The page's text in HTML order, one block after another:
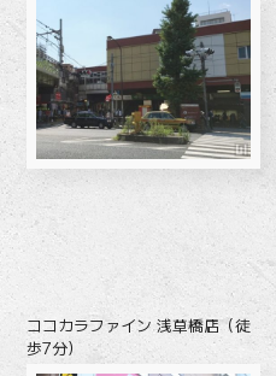
ココカラファイン 浅草橋店（徒
歩7分）